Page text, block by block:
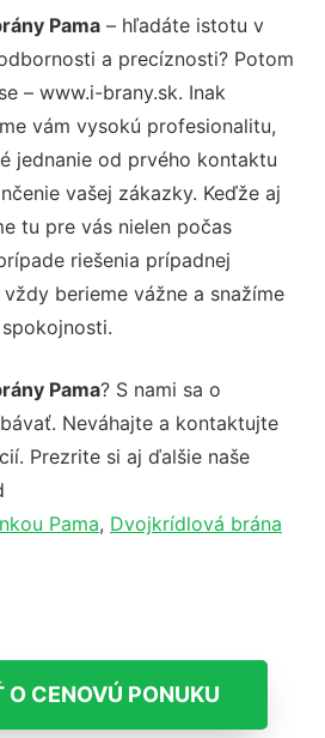
Pama – hľadáte istotu v
a precíznosti? Potom
– www.i-brany.sk. Inak
vám vysokú profesionalitu,
jednanie od prvého kontaktu
vašej zákazky. Keďže aj
tu pre vás nielen počas
riešenia prípadnej
berieme vážne a snažíme
Pama? S nami sa o
Neváhajte a kontaktujte
Prezrite si aj ďalšie naše
Pama, Dvojkrídlová brána
O CENOVÚ PONUKU